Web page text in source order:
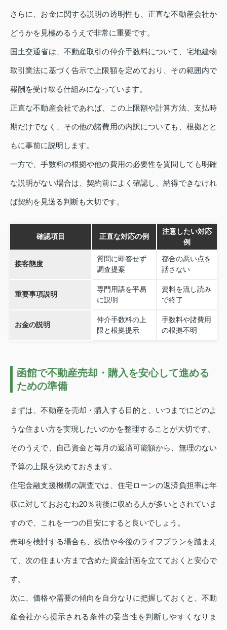
さらに、お金に関する説明の透明性も、正直な不動産会社か
どうかを見極めるうえで非常に重要です。
国土交通省は、不動産取引の仲介手数料について、宅地建物
取引業法に基づく告示で上限額を定めており、その範囲内で
報酬を受け取る仕組みになっています。
正直な不動産会社であれば、この上限額や計算方法、支払時
期だけでなく、その他の諸費用の内訳についても、根拠とと
もに事前に説明します。
一方で、手数料の根拠や他の費用の必要性を質問しても明確
な説明がない場合は、契約前によく確認し、納得できなけれ
ば契約を見送る判断も大切です。
確認項目 正直な対応の例
注意したい対応
例
接客態度
質問に即答せず
調査提案
都合の悪い点を
話さない
重要事項説明
専門用語を平易
に説明
資料を流し読み
で終了
お金の説明
仲介手数料の上
限と根拠提示
手数料や諸費用
の根拠不明
函館で不動産売却・購入を安心して進める
ための準備
まずは、不動産を売却・購入する目的と、いつまでにどのよ
うな住まい方を実現したいのかを整理することが大切です。
そのうえで、自己資金と毎月の返済可能額から、無理のない
予算の上限を決めておきます。
住宅金融支援機構の調査では、住宅ローンの返済負担率は年
収に対しておおむね20％前後に収める人が多いとされていま
すので、これを一つの目安にすると良いでしょう。
売却を検討する場合も、残債や今後のライフプランを踏まえ
て、次の住まい方まで含めた資金計画を立てておくと安心で
す。
次に、価格や需要の傾向を自分なりに把握しておくと、不動
産会社から提示される条件の妥当性を判断しやすくなりま